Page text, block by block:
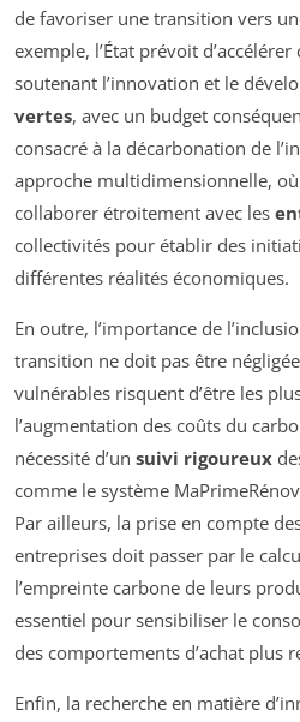
de favoriser une transition vers
exemple, l’État prévoit
soutenant l’innovation et le
vertes, avec un budget
consacré à la décarbonation de
approche multidimensionnelle,
collaborer étroitement avec les
collectivités pour établir des
différentes réalités économiques.
En outre, l’importance de
transition ne doit pas être
vulnérables risquent d’être les
l’augmentation des coûts du
nécessité d’un suivi rigoureux
comme le système
Par ailleurs, la prise en compte
entreprises doit passer par le
l’empreinte carbone de leurs
essentiel pour sensibiliser le
des comportements d’achat plus
Enfin, la recherche en matière